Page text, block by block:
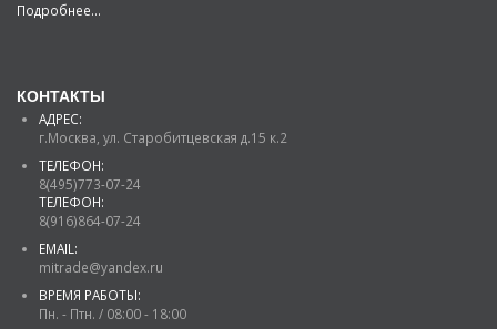
Подробнее...
КОНТАКТЫ
АДРЕС:
г.Москва, ул. Старобитцевская д.15 к.2
ТЕЛЕФОН:
8(495)773-07-24
ТЕЛЕФОН:
8(916)864-07-24
EMAIL:
mitrade@yandex.ru
ВРЕМЯ РАБОТЫ:
Пн. - Птн. / 08:00 - 18:00